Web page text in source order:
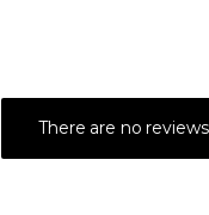
There are no